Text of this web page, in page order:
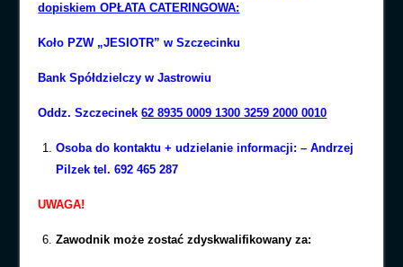
dopiskiem OPŁATA CATERINGOWA:
Koło PZW „JESIOTR” w Szczecinku
Bank Spółdzielczy w Jastrowiu
Oddz. Szczecinek62 8935 0009 1300 3259 2000 0010
Osoba do kontaktu + udzielanie informacji: – Andrzej
Pilzek tel. 692 465 287
UWAGA!
Zawodnik może zostać zdyskwalifikowany za: